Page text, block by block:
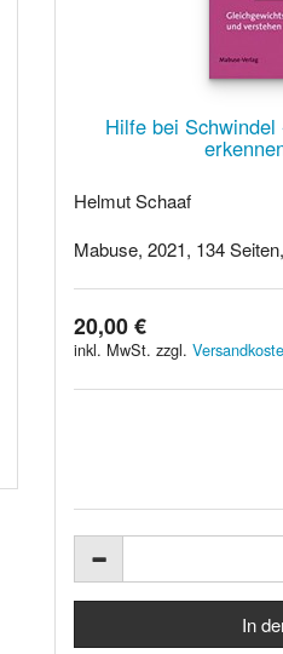
Hilfe bei
Helmut Schaaf
Mabuse, 2021, 134
20,00 €
inkl. MwSt. zzgl.